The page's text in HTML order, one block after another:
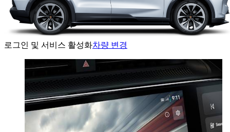
로그인 및 서비스 활성화차량 변경